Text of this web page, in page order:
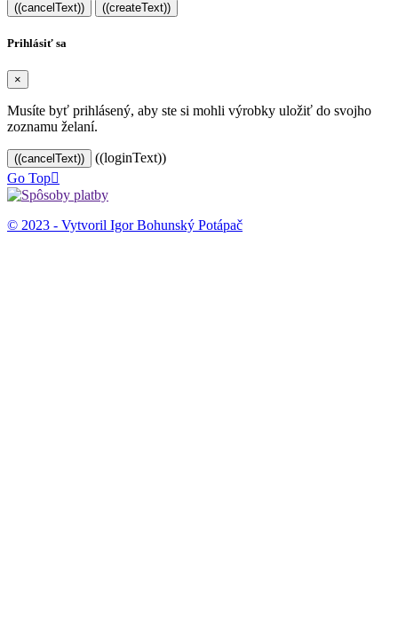
((cancelText)) ((createText))
Prihlásiť sa
×
Musíte byť prihlásený, aby ste si mohli výrobky uložiť do svojho
zoznamu želaní.
((cancelText))
((loginText))
Go Top
© 2023 - Vytvoril Igor Bohunský Potápač